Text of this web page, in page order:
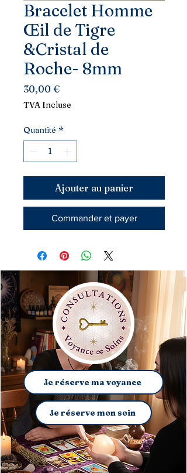
Bracelet Homme
Œil de Tigre
&Cristal de
Roche- 8mm
30,00 €Prix
TVA Incluse
Quantité *
Ajouter au panier
Commander et payer
Je réserve ma voyance
Je réserve mon soin